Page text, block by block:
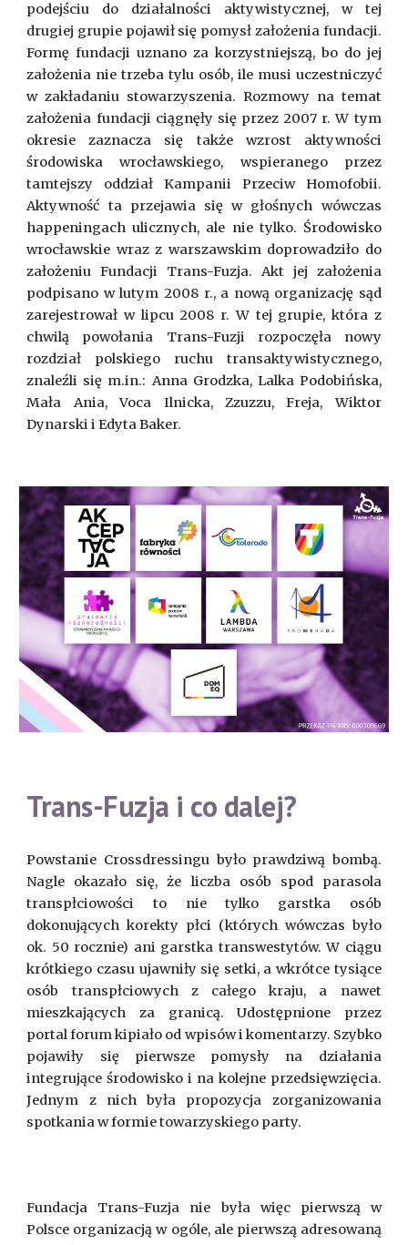
podejściu do działalności aktywistycznej, w tej
drugiej grupie pojawił się pomysł założenia fundacji.
Formę fundacji uznano za korzystniejszą, bo do jej
założenia nie trzeba tylu osób, ile musi uczestniczyć
w zakładaniu stowarzyszenia. Rozmowy na temat
założenia fundacji ciągnęły się przez 2007 r. W tym
okresie zaznacza się także wzrost aktywności
środowiska wrocławskiego, wspieranego przez
tamtejszy oddział Kampanii Przeciw Homofobii.
Aktywność ta przejawia się w głośnych wówczas
happeningach ulicznych, ale nie tylko. Środowisko
wrocławskie wraz z warszawskim doprowadziło do
założeniu Fundacji Trans-Fuzja. Akt jej założenia
podpisano w lutym 2008 r., a nową organizację sąd
zarejestrował w lipcu 2008 r. W tej grupie, która z
chwilą powołania Trans-Fuzji rozpoczęła nowy
rozdział polskiego ruchu transaktywistycznego,
znaleźli się m.in.: Anna Grodzka, Lalka Podobińska,
Mała Ania, Voca Ilnicka, Zzuzzu, Freja, Wiktor
Dynarski i Edyta Baker.
Trans-Fuzja i co dalej?
Powstanie Crossdressingu było prawdziwą bombą.
Nagle okazało się, że liczba osób spod parasola
transpłciowości to nie tylko garstka osób
dokonujących korekty płci (których wówczas było
ok. 50 rocznie) ani garstka transwestytów. W ciągu
krótkiego czasu ujawniły się setki, a wkrótce tysiące
osób transpłciowych z całego kraju, a nawet
mieszkających za granicą. Udostępnione przez
portal forum kipiało od wpisów i komentarzy. Szybko
pojawiły się pierwsze pomysły na działania
integrujące środowisko i na kolejne przedsięwzięcia.
Jednym z nich była propozycja zorganizowania
spotkania w formie towarzyskiego party.
Fundacja Trans-Fuzja nie była więc pierwszą w
Polsce organizacją w ogóle, ale pierwszą adresowaną